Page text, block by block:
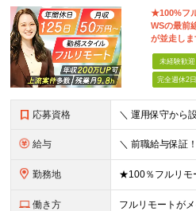
★100%フ
WSの最前
が並走しま
未経験歓迎
完全週休2日
応募資格
給与
勤務地
働き方 フルリモートが